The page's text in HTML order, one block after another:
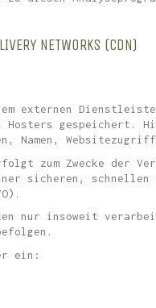
NETWORKS (CDN)
externen
Hosters gespeichert.
Namen,
zum Zwecke der
sicheren,
nur insoweit
ein: